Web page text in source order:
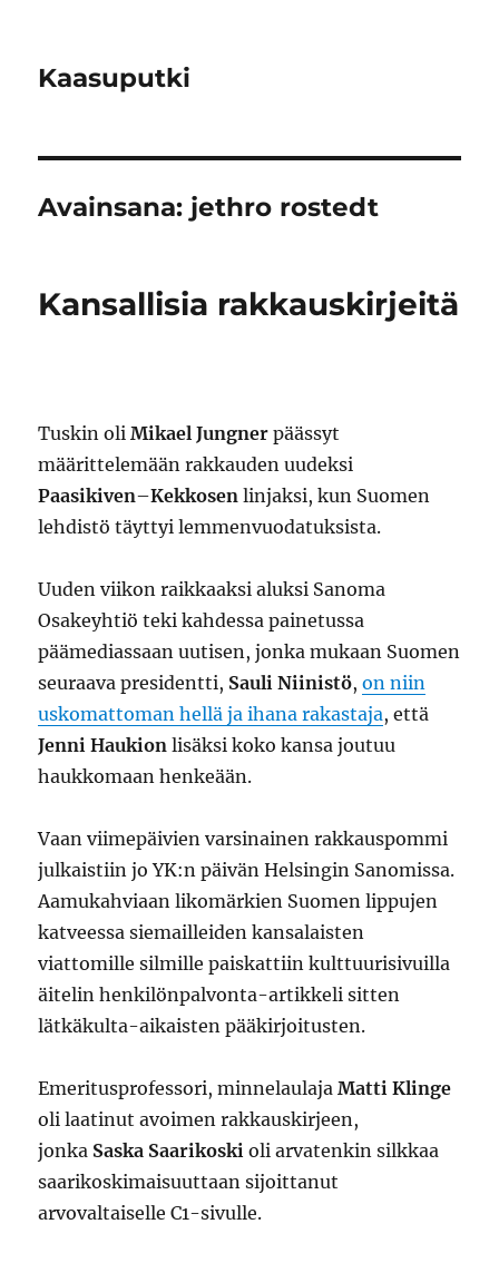
Kaasuputki
Avainsana: jethro rostedt
Kansallisia rakkauskirjeitä
Tuskin oliMikael Jungner päässyt
määrittelemään rakkauden uudeksi
Paasikiven–Kekkosen linjaksi, kun Suomen
lehdistö täyttyi lemmenvuodatuksista.
Uuden viikon raikkaaksi aluksi Sanoma
Osakeyhtiö teki kahdessa painetussa
päämediassaan uutisen, jonka mukaan Suomen
seuraava presidentti, Sauli Niinistö,on niin
uskomattoman hellä ja ihana rakastaja, että
Jenni Haukion lisäksi koko kansa joutuu
haukkomaan henkeään.
Vaan viimepäivien varsinainen rakkauspommi
julkaistiin jo YK:n päivän Helsingin Sanomissa.
Aamukahviaan likomärkien Suomen lippujen
katveessa siemailleiden kansalaisten
viattomille silmille paiskattiin kulttuurisivuilla
äitelin henkilönpalvonta-artikkeli sitten
lätkäkulta-aikaisten pääkirjoitusten.
Emeritusprofessori, minnelaulajaMatti Klinge
oli laatinut avoimen rakkauskirjeen,
jonka Saska Saarikoski oli arvatenkin silkkaa
saarikoskimaisuuttaan sijoittanut
arvovaltaiselle C1-sivulle.